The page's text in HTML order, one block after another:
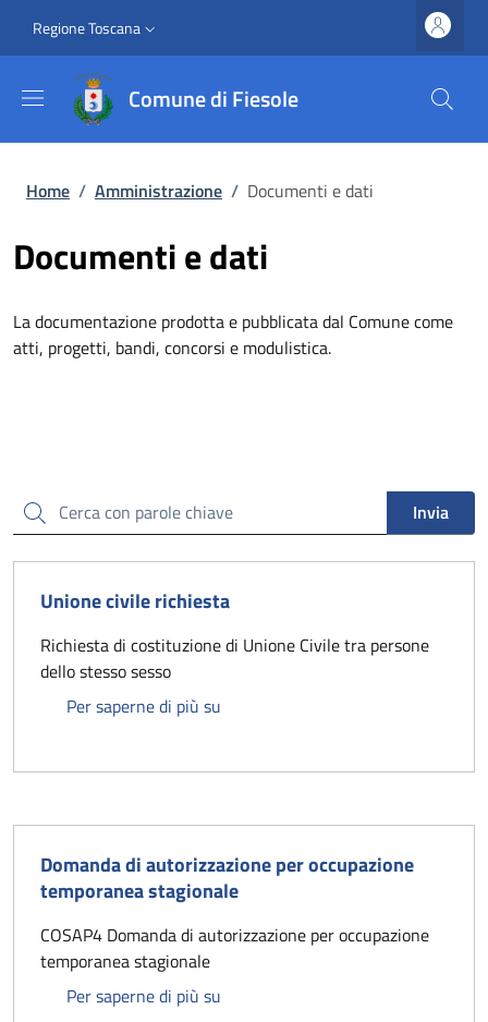
Slim top
Regione Toscana
Comune di Fiesole
Briciole di pane
Home / Amministrazione / Documenti e dati
Documenti e dati
La documentazione prodotta e pubblicata dal Comune come
atti, progetti, bandi, concorsi e modulistica.
Cerca Invia
Unione civile richiesta
Richiesta di costituzione di Unione Civile tra persone
dello stesso sesso
Per saperne di più su
Domanda di autorizzazione per occupazione
temporanea stagionale
COSAP4 Domanda di autorizzazione per occupazione
temporanea stagionale
Per saperne di più su